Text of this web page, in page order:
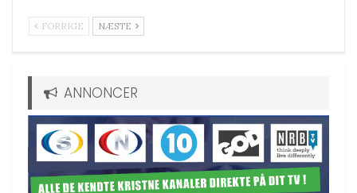
FORRIGE NÆSTE
ANNONCER